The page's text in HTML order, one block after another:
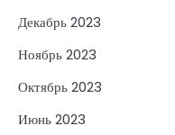
Декабрь 2023
Ноябрь 2023
Октябрь 2023
Июнь 2023